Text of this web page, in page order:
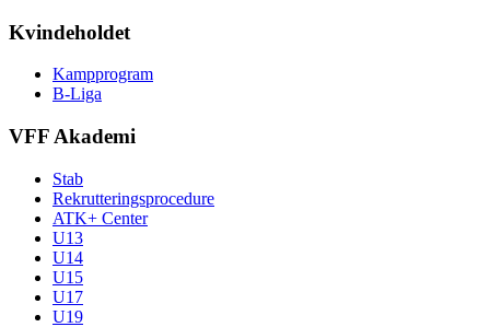
Kvindeholdet
Kampprogram
B-Liga
VFF Akademi
Stab
Rekrutteringsprocedure
ATK+ Center
U13
U14
U15
U17
U19